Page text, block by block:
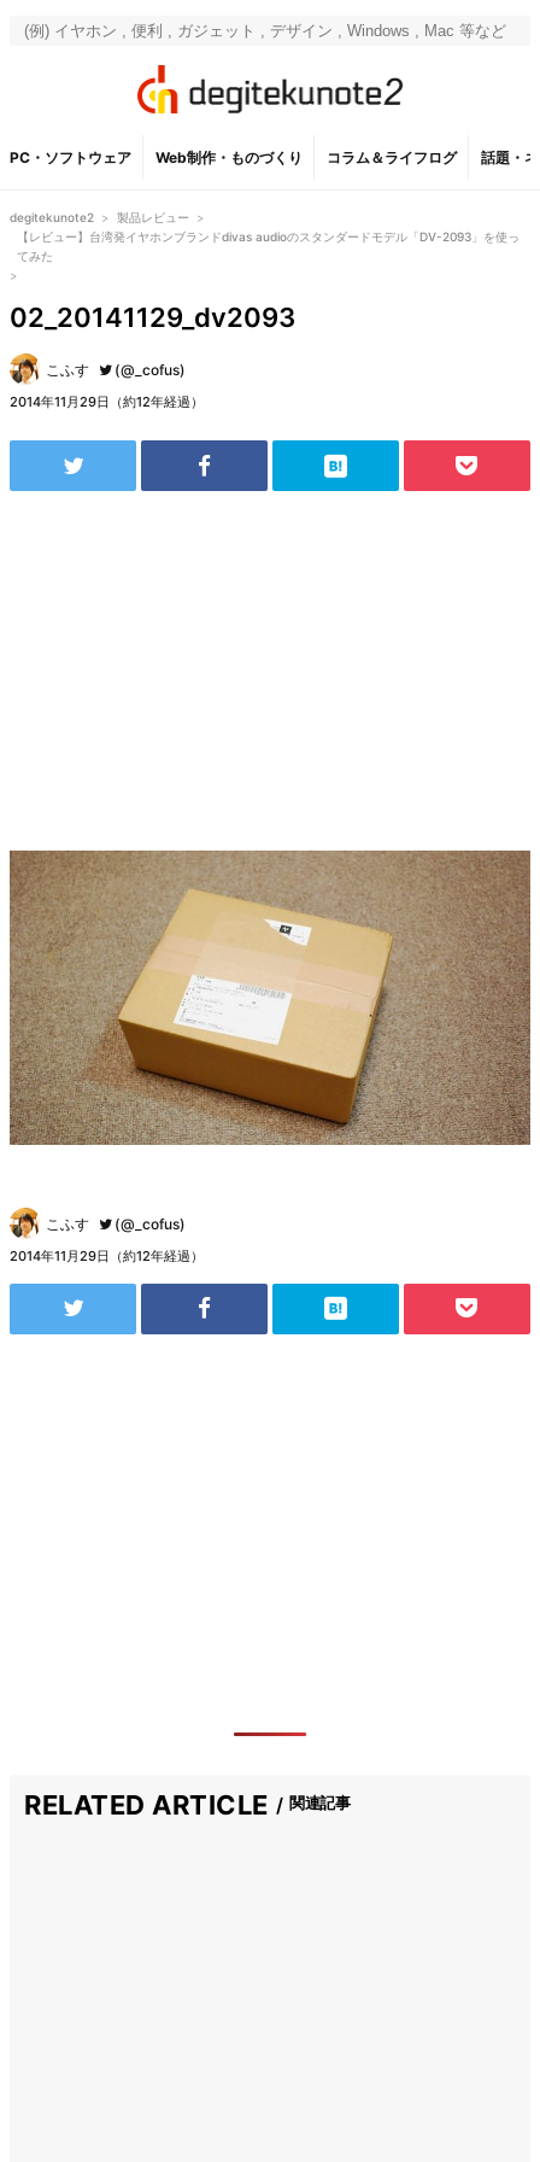
PC・ソフトウェア Web制作・ものづくり コラム＆ライフログ 話題・
degitekunote2 > 製品レビュー
>
【レビュー】台湾発イヤホンブランドdivas audioのスタンダードモデル「DV-2093」を使っ
てみた
>
02_20141129_dv2093
こふす (@_cofus)
2014年11月29日（約12年経過）
こふす (@_cofus)
2014年11月29日（約12年経過）
RELATED ARTICLE 関連記事